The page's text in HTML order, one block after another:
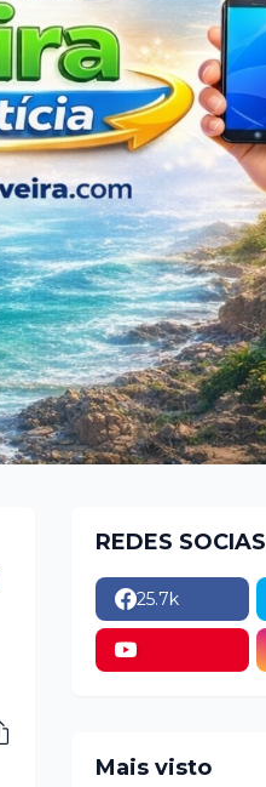
REDES SOCIAS
25.7k
Mais visto